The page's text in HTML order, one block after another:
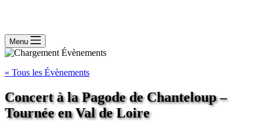
Menu
« Tous les Évènements
Concert à la Pagode de Chanteloup –
Tournée en Val de Loire